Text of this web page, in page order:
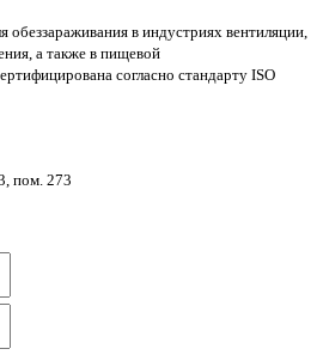
в индустриях вентиляции,
а также в пищевой
согласно стандарту ISO
пом. 273